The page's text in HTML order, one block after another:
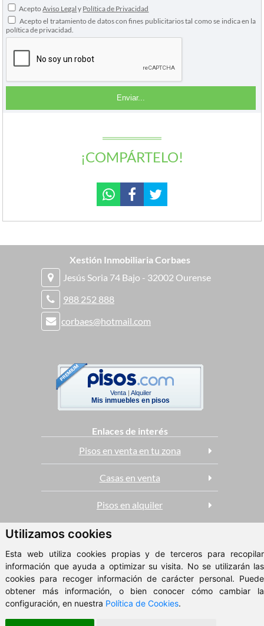
Utilizamos cookies
Esta web utiliza cookies propias y de terceros para recopilar
información que ayuda a optimizar su visita. No se utilizarán las
cookies para recoger información de carácter personal. Puede
obtener más información, o bien conocer cómo cambiar la
configuración, en nuestra Política de Cookies.
¡COMPÁRTELO!
AceptoAviso Legal y Política de Privacidad
Acepto el tratamiento de datos con fines publicitarios tal como se indica en la
política de privacidad.
Xestión Inmobiliaria Corbaes
Jesús Soria 74 Bajo - 32002 Ourense
988 252 888
corbaes@hotmail.com
Venta| Alquiler
Mis inmuebles en pisos
Enlaces de interés
Pisos en venta en tu zona
Casas en venta
Pisos en alquiler
ClickViviendas
© 2026 - Xestión Inmobiliaria Corbaes
Aviso Legal